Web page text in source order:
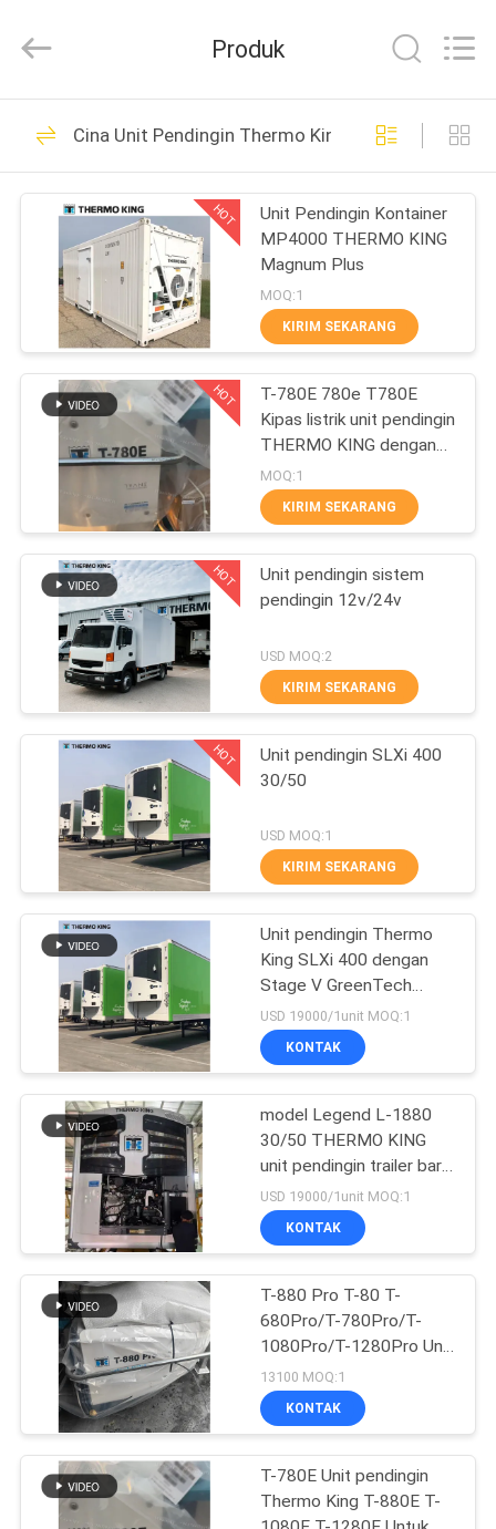
RUMAH
PRODUK
TENTANG
KAMI
TUR
PABRIK
KONTROL
KUALITAS
HUBUNGI
KAMI
BERITA
KASUS
SITEMAP
KEBIJAKAN
PRIVASI
INDUSTRY
Rights
Unit Pendingin
Thermo King
113
Unit Pendingin
Thermo King Van
21
Unit Pendingin
Pembawa
bagian termo raja
Suku Cadang
Pendingin Pembawa
104
Truk Pendingin
Thermo King
Produk
Cina Unit Pendingin Thermo King
HOT
Unit Pendingin Kontainer
MP4000 THERMO KING
Magnum Plus
MOQ:1
KIRIM SEKARANG
HOT
T-780E 780e T780E
Kipas listrik unit pendingin
THERMO KING dengan
mesin diesel dengan
siaga listrik buatan China
MOQ:1
KIRIM SEKARANG
HOT
Unit pendingin sistem
pendingin 12v/24v
USD MOQ:2
KIRIM SEKARANG
HOT
Unit pendingin SLXi 400
30/50
USD MOQ:1
KIRIM SEKARANG
Unit pendingin Thermo
King SLXi 400 dengan
Stage V GreenTech
Engine dan Precision
Temperature Control
untuk Kontainer 40-45 ft
USD 19000/1unit MOQ:1
KONTAK
model Legend L-1880
30/50 THERMO KING
unit pendingin trailer baru
pasar Asia Pasifik
ekonomi bahan bakar
yang lebih baik dan kinerja
USD 19000/1unit MOQ:1
KONTAK
T-880 Pro T-80 T-
680Pro/T-780Pro/T-
1080Pro/T-1280Pro Unit
Peralatan Pendinginan
Kulkas Self-Powered
Truck Box Thermo King
13100 MOQ:1
KONTAK
T-780E Unit pendingin
Thermo King T-880E T-